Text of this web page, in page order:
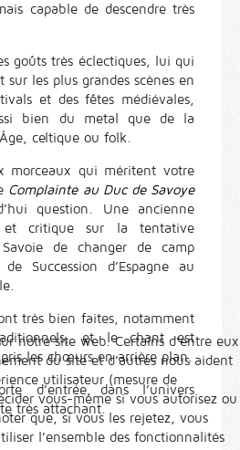
capable de descendre très
goûts très éclectiques, lui qui
sur les plus grandes scènes en
et des fêtes médiévales,
bien du metal que de la
celtique ou folk.
morceaux qui méritent votre
Complainte au Duc de Savoye
question. Une ancienne
et critique sur la tentative
de changer de camp
Succession d’Espagne au
très bien faites, notamment
et le chant est
les chœurs en arrière plan.
d’entrée dans l’univers
très attachant.
notre site web. Certains d’entre eux
du site et d’autres nous aident
utilisateur (mesure de
vous-même si vous autorisez ou
que, si vous les rejetez, vous
l’ensemble des fonctionnalités